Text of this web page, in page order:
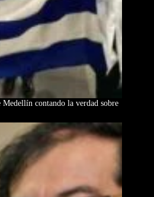
contando la verdad sobre